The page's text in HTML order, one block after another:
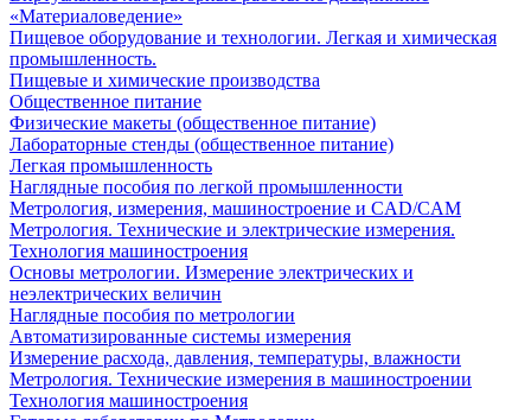
«Материаловедение»
Пищевое оборудование и технологии. Легкая и химическая
промышленность.
Пищевые и химические производства
Общественное питание
Физические макеты (общественное питание)
Лабораторные стенды (общественное питание)
Легкая промышленность
Наглядные пособия по легкой промышленности
Метрология, измерения, машиностроение и CAD/CAM
Метрология. Технические и электрические измерения.
Технология машиностроения
Основы метрологии. Измерение электрических и
неэлектрических величин
Наглядные пособия по метрологии
Автоматизированные системы измерения
Измерение расхода, давления, температуры, влажности
Метрология. Технические измерения в машиностроении
Технология машиностроения